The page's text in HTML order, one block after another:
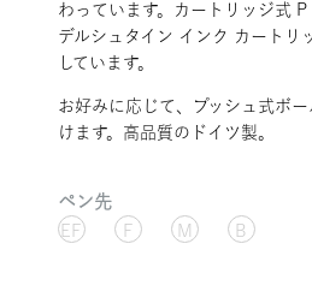
わっています。カートリッジ式
デルシュタイン インク カートリ
しています。
お好みに応じて、プッシュ式ボ
けます。高品質のドイツ製。
ペン先
EF F M B